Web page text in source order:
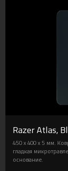
Razer Atlas,
450 x 400 x 5 мм.
гладкая
основание.